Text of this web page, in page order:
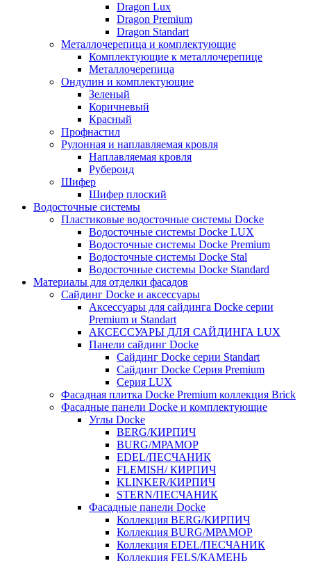
Dragon Lux
Dragon Premium
Dragon Standart
Металлочерепица и комплектующие
Комплектующие к металлочерепице
Металлочерепица
Ондулин и комплектующие
Зеленый
Коричневый
Красный
Профнастил
Рулонная и наплавляемая кровля
Наплавляемая кровля
Рубероид
Шифер
Шифер плоский
Водосточные системы
Пластиковые водосточные системы Docke
Водосточные системы Docke LUX
Водосточные системы Docke Premium
Водосточные системы Docke Stal
Водосточные системы Docke Standard
Материалы для отделки фасадов
Сайдинг Docke и аксессуары
Аксессуары для сайдинга Docke серии
Premium и Standart
АКСЕССУАРЫ ДЛЯ САЙДИНГА LUX
Панели сайдинг Docke
Cайдинг Docke серии Standart
Сайдинг Docke Серия Premium
Серия LUX
Фасадная плитка Docke Premium коллекция Brick
Фасадные панели Docke и комплектующие
Углы Docke
BERG/КИРПИЧ
BURG/МРАМОР
EDEL/ПЕСЧАНИК
FLEMISH/ КИРПИЧ
KLINKER/КИРПИЧ
STERN/ПЕСЧАНИК
Фасадные панели Docke
Коллекция BERG/КИРПИЧ
Коллекция BURG/МРАМОР
Коллекция EDEL/ПЕСЧАНИК
Коллекция FELS/КАМЕНЬ